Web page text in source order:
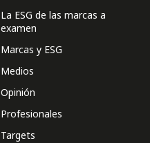
La ESG de las marcas a
examen
Marcas y ESG
Medios
Opinión
Profesionales
Targets